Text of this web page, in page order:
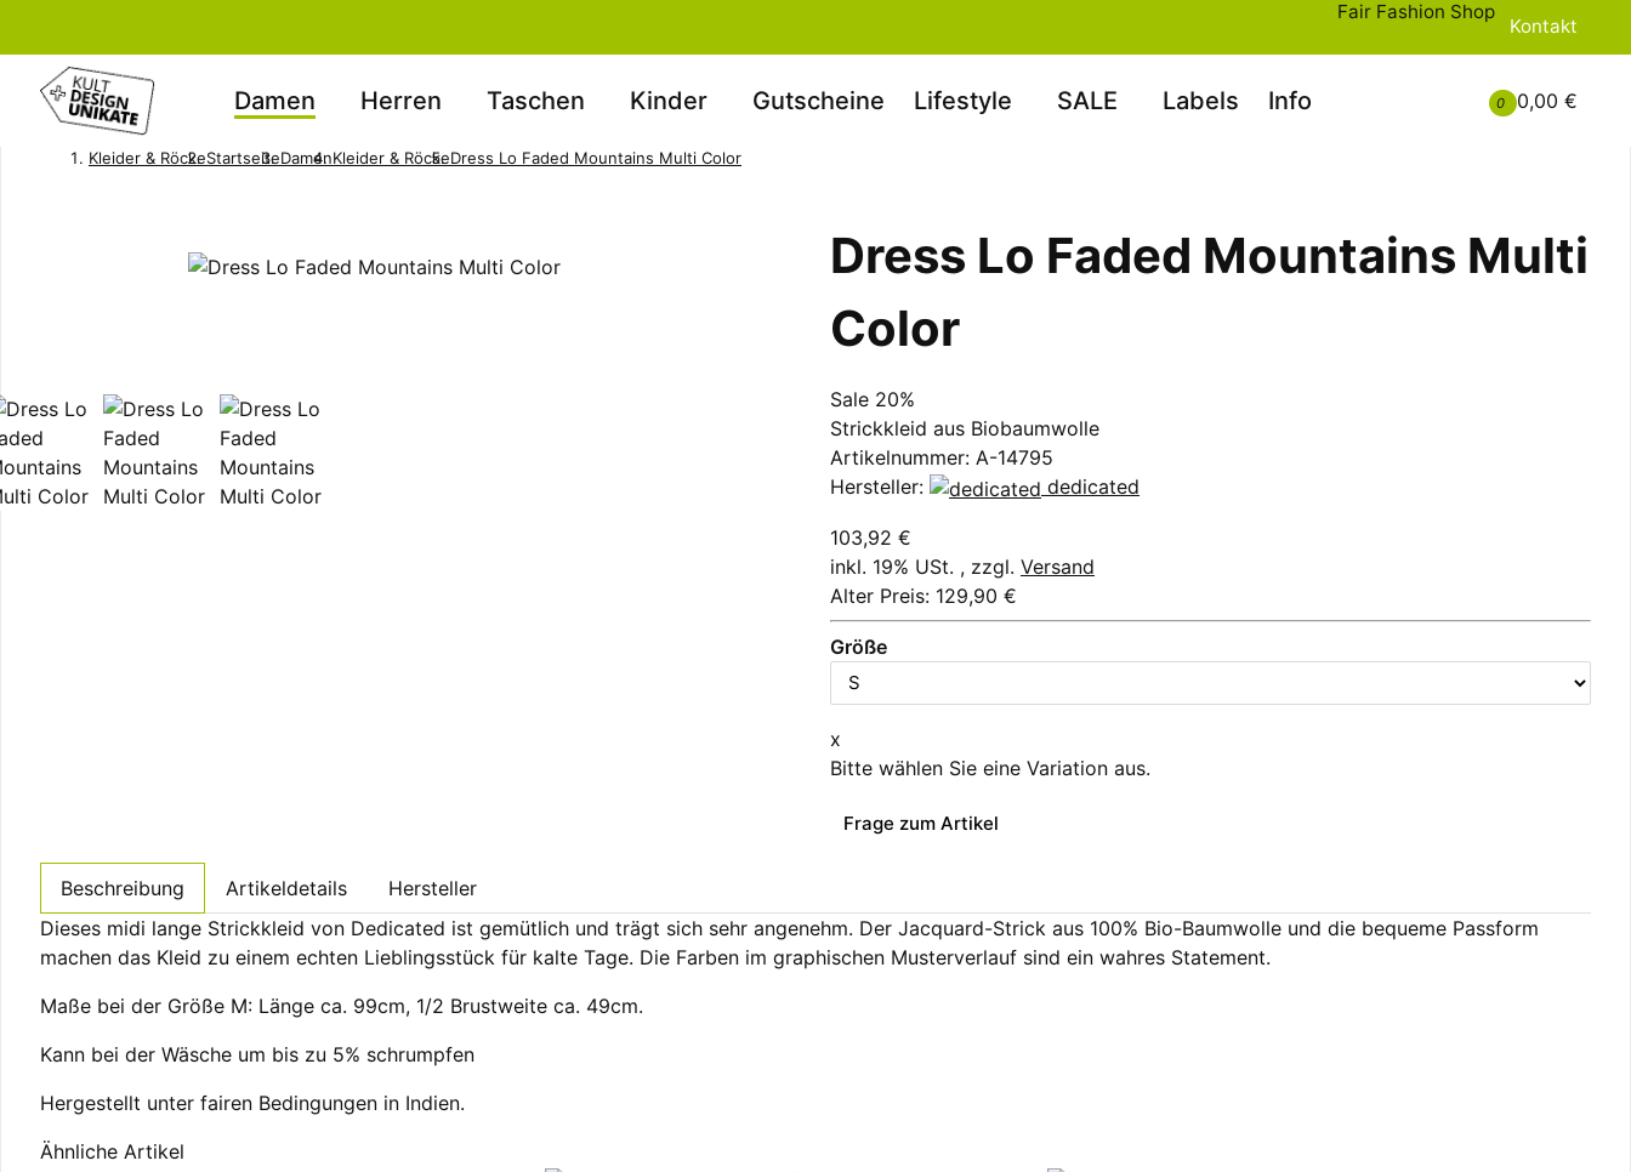
Kontakt
Fair Fashion Shop
0 0,00 €
Damen Herren Taschen Kinder Gutscheine Lifestyle SALE Labels Info
Kleider & RöckeStartseiteDamenKleider & RöckeDress Lo Faded Mountains Multi Color
Dress Lo Faded Mountains Multi
Color
Sale 20%
Strickkleid aus Biobaumwolle
Artikelnummer: A-14795
Hersteller:
dedicated
103,92 €
inkl. 19% USt. , zzgl. Versand
Alter Preis: 129,90 €
Größe
x
Bitte wählen Sie eine Variation aus.
Frage zum Artikel
Beschreibung Artikeldetails
Hersteller
Dieses midi lange Strickkleid von Dedicated ist gemütlich und trägt sich sehr angenehm. Der Jacquard-Strick aus 100% Bio-Baumwolle und die bequeme Passform
machen das Kleid zu einem echten Lieblingsstück für kalte Tage. Die Farben im graphischen Musterverlauf sind ein wahres Statement.
Maße bei der Größe M: Länge ca. 99cm, 1/2 Brustweite ca. 49cm.
Kann bei der Wäsche um bis zu 5% schrumpfen
Hergestellt unter fairen Bedingungen in Indien.
Ähnliche Artikel